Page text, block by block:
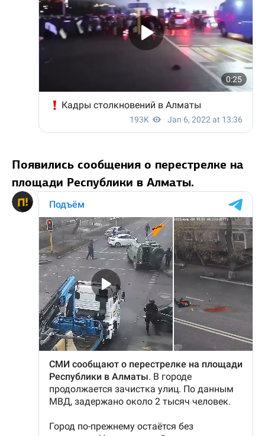
Появились сообщения о перестрелке на
площади Республики в Алматы.